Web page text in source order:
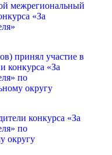
межрегиональный
«За
принял участие в
конкурса «За
по
округу
конкурса «За
по
округу